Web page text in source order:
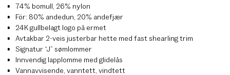
74% bomull, 26% nylon
För: 80% andedun, 20% andefjær
24K gullbelagt logo på ermet
Avtakbar 2-veis justerbar hette med fast shearling trim
Signatur “J” sømlommer
Innvendig lapplomme med glidelås
Vannavvisende, vanntett, vindtett